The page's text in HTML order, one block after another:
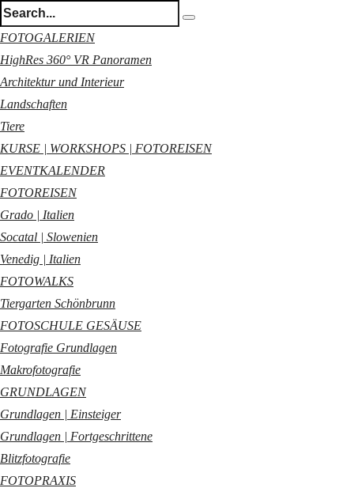
FOTOGALERIEN
HighRes 360° VR Panoramen
Architektur und Interieur
Landschaften
Tiere
KURSE | WORKSHOPS | FOTOREISEN
EVENTKALENDER
FOTOREISEN
Grado | Italien
Socatal | Slowenien
Venedig | Italien
FOTOWALKS
Tiergarten Schönbrunn
FOTOSCHULE GESÄUSE
Fotografie Grundlagen
Makrofotografie
GRUNDLAGEN
Grundlagen | Einsteiger
Grundlagen | Fortgeschrittene
Blitzfotografie
FOTOPRAXIS